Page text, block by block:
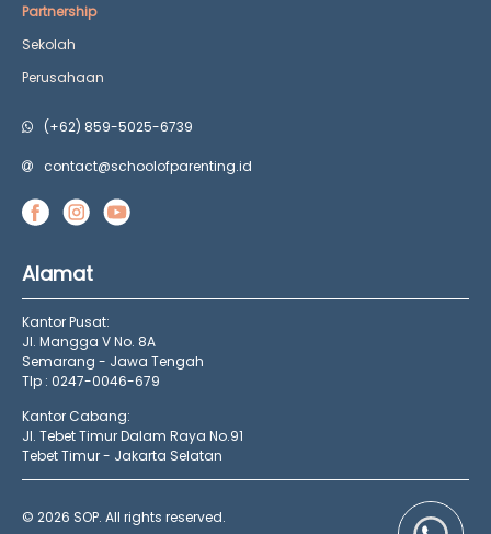
Partnership
Sekolah
Perusahaan
(+62) 859-5025-6739
contact@schoolofparenting.id
Alamat
Kantor Pusat:
Jl. Mangga V No. 8A
Semarang - Jawa Tengah
Tlp : 0247-0046-679
Kantor Cabang:
Jl. Tebet Timur Dalam Raya No.91
Tebet Timur - Jakarta Selatan
© 2026 SOP. All rights reserved.